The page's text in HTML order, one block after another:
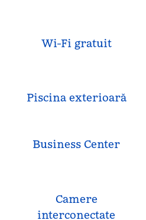
Wi-Fi gratuit
Piscina exterioară
Business Center
Camere
interconectate